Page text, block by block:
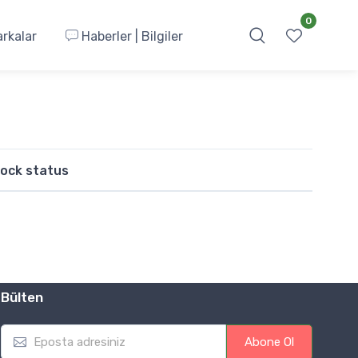
0
Haberler | Bilgiler
status
Bülten
E
Abone Ol